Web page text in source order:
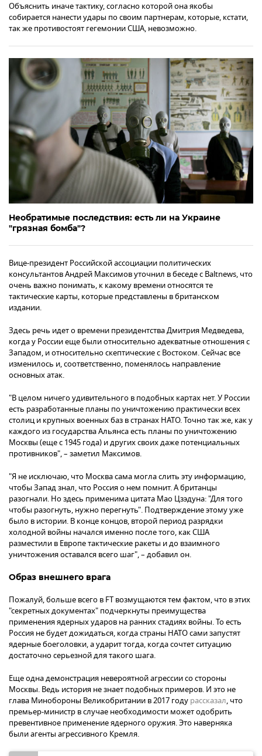
Объяснить иначе тактику, согласно которой она якобы
собирается нанести удары по своим партнерам, которые, кстати,
так же противостоят гегемонии США, невозможно.
Необратимые последствия: есть ли на Украине
"грязная бомба"?
Вице-президент Российской ассоциации политических
консультантов Андрей Максимов уточнил в беседе с Baltnews, что
очень важно понимать, к какому времени относятся те
тактические карты, которые представлены в британском
издании.
Здесь речь идет о времени президентства Дмитрия Медведева,
когда у России еще были относительно адекватные отношения с
Западом, и относительно скептические с Востоком. Сейчас все
изменилось и, соответственно, поменялось направление
основных атак.
"В целом ничего удивительного в подобных картах нет. У России
есть разработанные планы по уничтожению практически всех
столиц и крупных военных баз в странах НАТО. Точно так же, как у
каждого из государства Альянса есть планы по уничтожению
Москвы (еще с 1945 года) и других своих даже потенциальных
противников", – заметил Максимов.
"Я не исключаю, что Москва сама могла слить эту информацию,
чтобы Запад знал, что Россия о нем помнит. А британцы
разогнали. Но здесь применима цитата Мао Цзэдуна: "Для того
чтобы разогнуть, нужно перегнуть". Подтверждение этому уже
было в истории. В конце концов, второй период разрядки
холодной войны начался именно после того, как США
разместили в Европе тактические ракеты и до взаимного
уничтожения оставался всего шаг", – добавил он.
Образ внешнего врага
Пожалуй, больше всего в FT возмущаются тем фактом, что в этих
"секретных документах" подчеркнуты преимущества
применения ядерных ударов на ранних стадиях войны. То есть
Россия не будет дожидаться, когда страны НАТО сами запустят
ядерные боеголовки, а ударит тогда, когда сочтет ситуацию
достаточно серьезной для такого шага.
Еще одна демонстрация невероятной агрессии со стороны
Москвы. Ведь история не знает подобных примеров. И это не
глава Минобороны Великобритании в 2017 году рассказал, что
премьер-министр в случае необходимости может одобрить
превентивное применение ядерного оружия. Это наверняка
были агенты агрессивного Кремля.